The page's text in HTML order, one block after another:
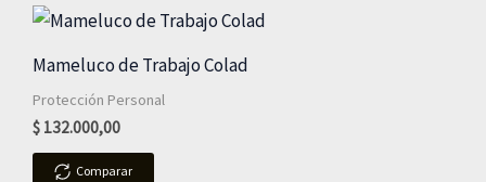
Mameluco de Trabajo Colad
Protección Personal
$ 132.000,00
Comparar